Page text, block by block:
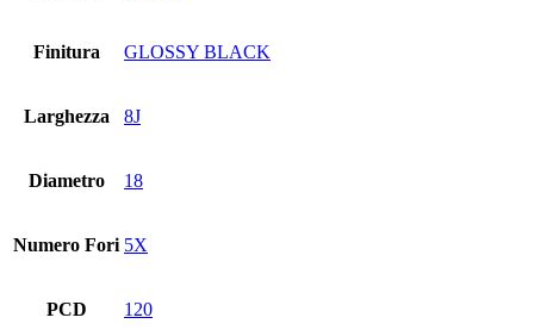
Finitura GLOSSY BLACK
Larghezza 8J
Diametro 18
Numero Fori 5X
PCD 120